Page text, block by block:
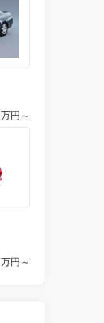
万円 ～
万円 ～